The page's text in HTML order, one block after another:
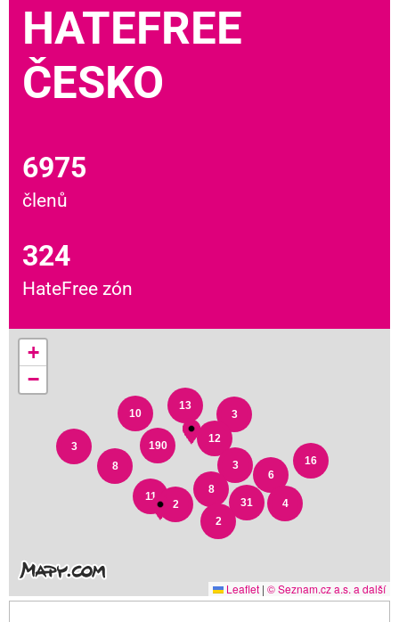
HATEFREE
ČESKO
6975
členů
324
HateFree zón
3
2
16
2
6
4
8
31
3
3
13
12
10
8
11
190
+
−
Leaflet | © Seznam.cz a.s. a další